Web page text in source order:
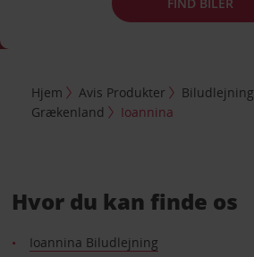
Hjem Avis Produkter Biludlejning
Grækenland
Ioannina
Hvor du kan finde os
Ioannina Biludlejning